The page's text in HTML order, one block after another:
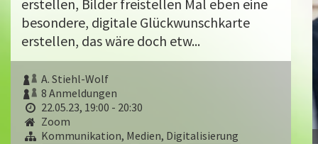
erstellen, Bilder freistellen Mal eben eine
besondere, digitale Glückwunschkarte
erstellen, das wäre doch etw...
A. Stiehl-Wolf
8 Anmeldungen
22.05.23, 19:00 - 20:30
Zoom
Kommunikation, Medien, Digitalisierung